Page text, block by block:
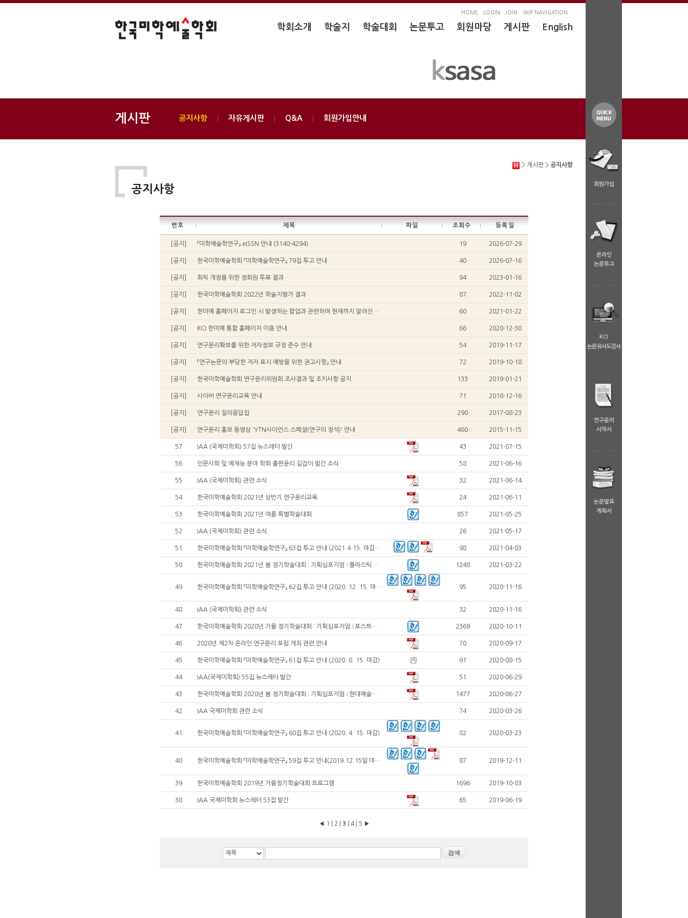
HOME LOGIN JOIN SKIP NAVIGATION
학회소개 학술지 학술대회 논문투고 회원마당 게시판 English
회원가입
온라인
논문투고
KCI
논문유사도검사
연구윤리
서약서
논문발표
계획서
게시판 공지사항 자유게시판 Q&A 회원가입안내
> 게시판 > 공지사항
공지사항
번호 제목 파일 조회수 등록일
[공지] 『미학예술학연구』 eISSN 안내 (3140-4294) 19 2026-07-29
[공지] 한국미학예술학회 『미학예술학연구』 79집 투고 안내 40 2026-07-16
[공지] 회칙 개정을 위한 정회원 투표 결과 94 2023-01-16
[공지] 한국미학예술학회 2022년 학술지평가 결과 87 2022-11-02
[공지] 한미예 홈페이지 로그인 시 발생하는 팝업과 관련하여 현재까지 알려진 현상 60 2021-01-22
[공지] KCI 한미예 통합 홈페이지 이용 안내 66 2020-12-30
[공지] 연구윤리확보를 위한 저자정보 규정 준수 안내 54 2019-11-17
[공지] 『연구논문의 부당한 저자 표시 예방을 위한 권고사항』 안내 72 2019-10-18
[공지] 한국미학예술학회 연구윤리위원회 조사결과 및 조치사항 공지 133 2019-01-21
[공지] 사이버 연구윤리교육 안내 71 2018-12-16
[공지] 연구윤리 질의응답집 290 2017-08-23
[공지] 연구윤리 홍보 동영상 'YTN사이언스 스페셜(연구의 정석)' 안내 460 2015-11-15
57 IAA (국제미학회) 57집 뉴스레터 발간 43 2021-07-15
56 인문사회 및 예체능 분야 학회 출판윤리 길잡이 발간 소식 58 2021-06-16
55 IAA (국제미학회) 관련 소식 32 2021-06-14
54 한국미학예술학회 2021년 상반기 연구윤리교육 24 2021-06-11
53 한국미학예술학회 2021년 여름 특별학술대회 857 2021-05-25
52 IAA (국제미학회) 관련 소식 26 2021-05-17
51 한국미학예술학회 『미학예술학연구』 63집 투고 안내 (2021.4.15. 마감)(심사비 학회지원) 98 2021-04-03
50 한국미학예술학회 2021년 봄 정기학술대회 : 기획심포지엄 〈플라스틱 세계〉 1248 2021-03-22
49 한국미학예술학회 『미학예술학연구』 62집 투고 안내 (2020. 12. 15. 마감) 95 2020-11-16
48 IAA (국제미학회) 관련 소식 32 2020-11-16
47 한국미학예술학회 2020년 가을 정기학술대회 : 기획심포지엄 〈포스트진실의 미학+현상학〉 2369 2020-10-11
46 2020년 제2차 온라인 연구윤리 포럼 개최 관련 안내 70 2020-09-17
45 한국미학예술학회 『미학예술학연구』 61집 투고 안내 (2020. 8. 15. 마감) 91 2020-08-15
44 IAA(국제미학회) 55집 뉴스레터 발간 51 2020-06-29
43 한국미학예술학회 2020년 봄 정기학술대회 : 기획심포지엄 〈현대예술의 생철학적 조명〉 1477 2020-06-27
42 IAA 국제미학회 관련 소식 74 2020-03-26
41 한국미학예술학회 『미학예술학연구』 60집 투고 안내 (2020. 4. 15. 마감) 82 2020-03-23
40 한국미학예술학회 『미학예술학연구』 59집 투고 안내(2019.12.15일 마감) 87 2019-12-11
39 한국미학예술학회 2019년 가을정기학술대회 프로그램 1696 2019-10-03
38 IAA 국제미학회 뉴스레터 53집 발간 65 2019-06-19
◀ 1 2 3 4| 5 ▶